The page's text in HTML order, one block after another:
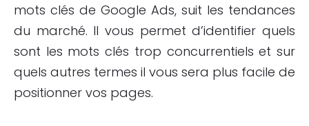
mots clés de Google Ads, suit les tendances
du marché. Il vous permet d’identifier quels
sont les mots clés trop concurrentiels et sur
quels autres termes il vous sera plus facile de
positionner vos pages.